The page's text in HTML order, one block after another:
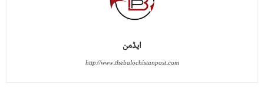
ایڈمن
http://www.thebalochistanpost.com